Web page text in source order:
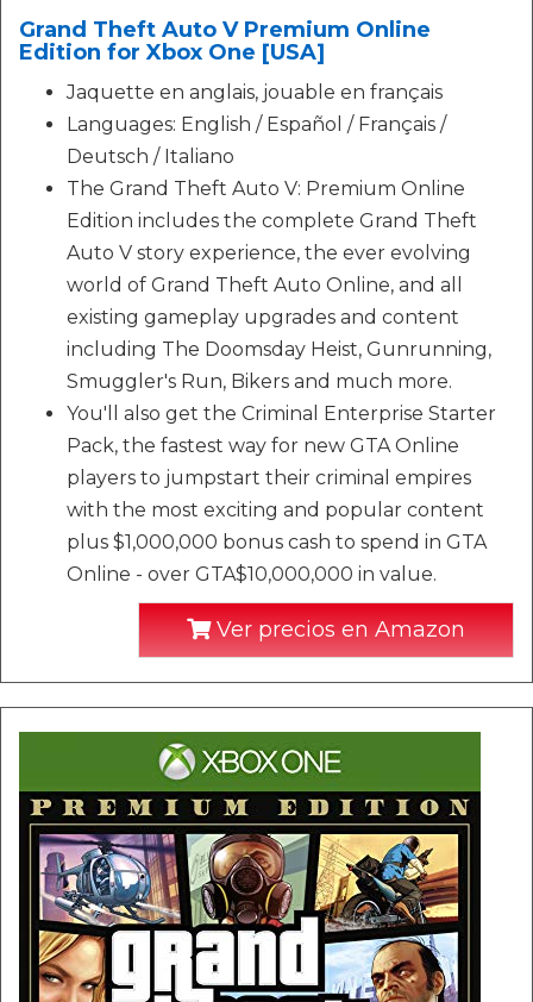
Grand Theft Auto V Premium Online
Edition for Xbox One [USA]
Jaquette en anglais, jouable en français
Languages: English / Español / Français /
Deutsch / Italiano
The Grand Theft Auto V: Premium Online
Edition includes the complete Grand Theft
Auto V story experience, the ever evolving
world of Grand Theft Auto Online, and all
existing gameplay upgrades and content
including The Doomsday Heist, Gunrunning,
Smuggler's Run, Bikers and much more.
You'll also get the Criminal Enterprise Starter
Pack, the fastest way for new GTA Online
players to jumpstart their criminal empires
with the most exciting and popular content
plus $1,000,000 bonus cash to spend in GTA
Online - over GTA$10,000,000 in value.
Ver precios en Amazon